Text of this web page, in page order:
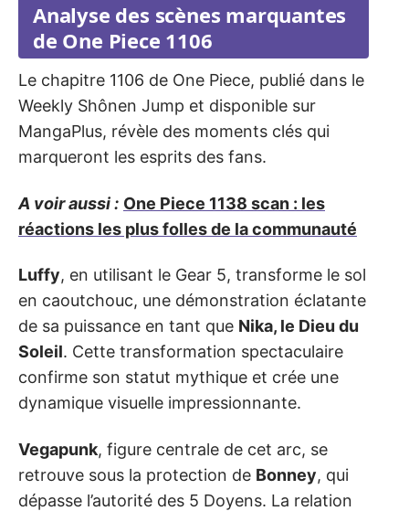
Analyse des scènes marquantes
de One Piece 1106
Le chapitre 1106 de One Piece, publié dans le
Weekly Shônen Jump et disponible sur
MangaPlus, révèle des moments clés qui
marqueront les esprits des fans.
A voir aussi : One Piece 1138 scan : les
réactions les plus folles de la communauté
Luffy, en utilisant le Gear 5, transforme le sol
en caoutchouc, une démonstration éclatante
de sa puissance en tant que Nika, le Dieu du
Soleil. Cette transformation spectaculaire
confirme son statut mythique et crée une
dynamique visuelle impressionnante.
Vegapunk, figure centrale de cet arc, se
retrouve sous la protection de Bonney, qui
dépasse l’autorité des 5 Doyens. La relation